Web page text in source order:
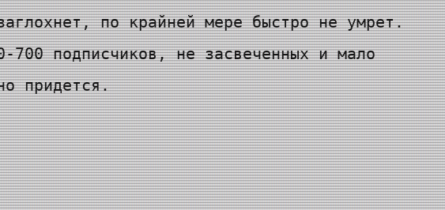
по крайней мере быстро не умрет.
700 подписчиков, не засвеченных и мало
придется.